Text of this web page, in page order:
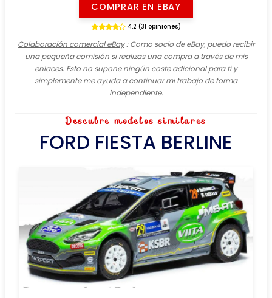
COMPRAR EN EBAY
4.2 (31 opiniones)
Colaboración comercial eBay: Como socio de eBay, puedo recibir
una pequeña comisión si realizas una compra a través de mis
enlaces. Esto no supone ningún coste adicional para ti y
simplemente me ayuda a continuar mi trabajo de forma
independiente.
Descubre modelos similares
FORD FIESTA BERLINE